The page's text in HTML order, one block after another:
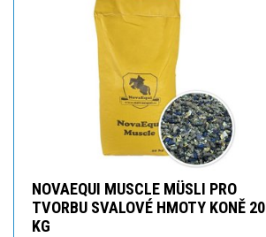
NOVAEQUI MUSCLE MÜSLI PRO
TVORBU SVALOVÉ HMOTY KONĚ 20
KG